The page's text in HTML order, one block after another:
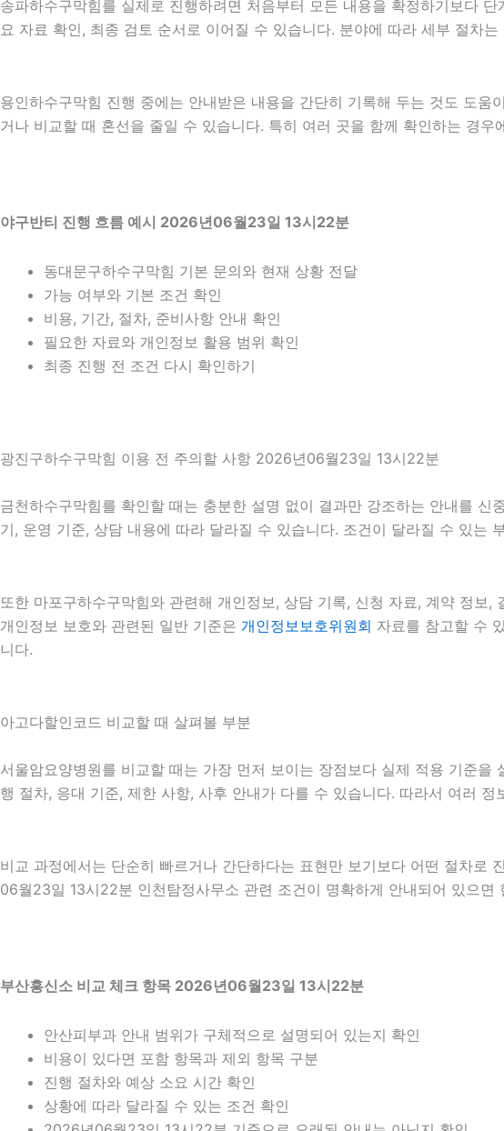
송파하수구막힘를 실제로 진행하려면 처음부터 모든 내용을 확정하기보다
요 자료 확인, 최종 검토 순서로 이어질 수 있습니다. 분야에 따라 세부 절차
용인하수구막힘 진행 중에는 안내받은 내용을 간단히 기록해 두는 것도 도
거나 비교할 때 혼선을 줄일 수 있습니다. 특히 여러 곳을 함께 확인하는 경우
야구반티 진행 흐름 예시 2026년06월23일 13시22분
동대문구하수구막힘 기본 문의와 현재 상황 전달
가능 여부와 기본 조건 확인
비용, 기간, 절차, 준비사항 안내 확인
필요한 자료와 개인정보 활용 범위 확인
최종 진행 전 조건 다시 확인하기
광진구하수구막힘 이용 전 주의할 사항 2026년06월23일 13시22분
금천하수구막힘를 확인할 때는 충분한 설명 없이 결과만 강조하는 안내를
기, 운영 기준, 상담 내용에 따라 달라질 수 있습니다. 조건이 달라질 수 있는
또한 마포구하수구막힘와 관련해 개인정보, 상담 기록, 신청 자료, 계약 정
개인정보 보호와 관련된 일반 기준은 개인정보보호위원회 자료를 참고할 수
니다.
아고다할인코드 비교할 때 살펴볼 부분
서울암요양병원를 비교할 때는 가장 먼저 보이는 장점보다 실제 적용 기준
행 절차, 응대 기준, 제한 사항, 사후 안내가 다를 수 있습니다. 따라서 여러
비교 과정에서는 단순히 빠르거나 간단하다는 표현만 보기보다 어떤 절차로
06월23일 13시22분 인천탐정사무소 관련 조건이 명확하게 안내되어 있으
부산흥신소 비교 체크 항목 2026년06월23일 13시22분
안산피부과 안내 범위가 구체적으로 설명되어 있는지 확인
비용이 있다면 포함 항목과 제외 항목 구분
진행 절차와 예상 소요 시간 확인
상황에 따라 달라질 수 있는 조건 확인